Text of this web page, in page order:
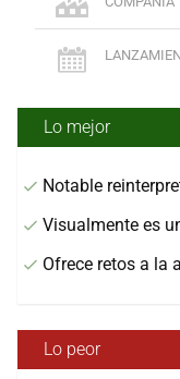
Lo mejor
Notable
Visualmente es
Ofrece retos a la
Lo peor